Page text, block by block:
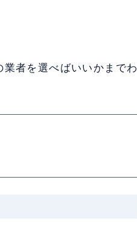
者を選べばいいかまでわ